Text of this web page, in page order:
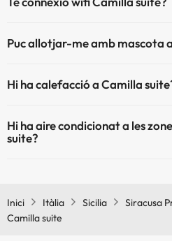
Puc allotjar-me amb mascota
directe a l'hotel). Consulta les
Hi ha calefacció a Camilla
Hi ha aire condicionat a les
suite?
Inici Itàlia Sicilia Siracusa
Camilla suite